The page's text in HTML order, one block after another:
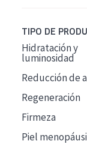
TIPO DE
Hidratación y
luminosidad
Reducción de
Regeneración
Firmeza
Piel